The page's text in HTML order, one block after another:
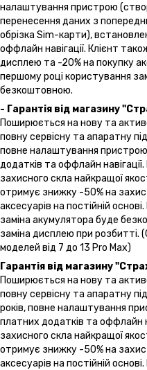
налаштування пристрою
перенесення даних з
обрізка Sim-карти),
оффлайн навігації. Клієнт
дисплею та -20% на покупку
першому році користування
безкоштовною.
- Гарантія від магазину
Поширюється на нову та
повну сервісну та апаратну
повне налаштування
додатків та оффлайн
захисного скла найкращої
отримує знижку -50% на
аксесуарів на постійній
заміна акумулятора буде
заміна дисплею при розбитті.
моделей від 7 до 13 Pro Max)
Гарантія від магазину
Поширюється на нову та
повну сервісну та апаратну
років, повне налаштування
платних додатків та оффлайн
захисного скла найкращої
отримує знижку -50% на
аксесуарів на постійній